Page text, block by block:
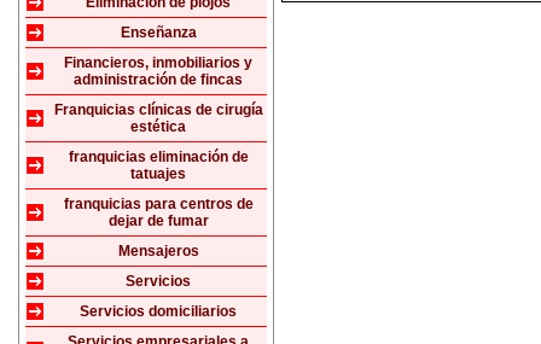
Enseñanza
Financieros, inmobiliarios y
administración de fincas
Franquicias clínicas de cirugía
estética
franquicias eliminación de
tatuajes
franquicias para centros de
dejar de fumar
Mensajeros
Servicios
Servicios domiciliarios